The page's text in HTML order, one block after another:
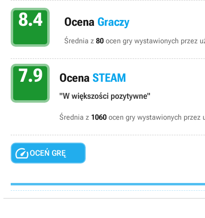
8.4 Ocena Graczy
Średnia z 80 ocen gry wystawionych przez
7.9 Ocena STEAM
"W większości pozytywne"
Średnia z 1060 ocen gry wystawionych przez
OCEŃ GRĘ